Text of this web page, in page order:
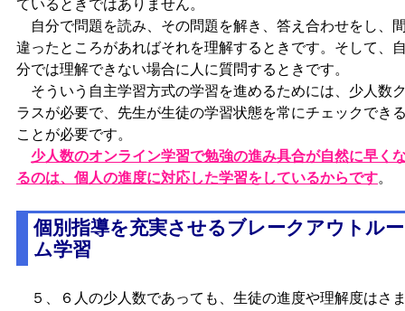
ているときではありません。
自分で問題を読み、その問題を解き、答え合わせをし、
違ったところがあればそれを理解するときです。そして、
分では理解できない場合に人に質問するときです。
そういう自主学習方式の学習を進めるためには、少人数
ラスが必要で、先生が生徒の学習状態を常にチェックでき
ことが必要です。
少人数のオンライン学習で勉強の進み具合が自然に早く
るのは、個人の進度に対応した学習をしているからです。
個別指導を充実させるブレークアウトルー
ム学習
５、６人の少人数であっても、生徒の進度や理解度はさ